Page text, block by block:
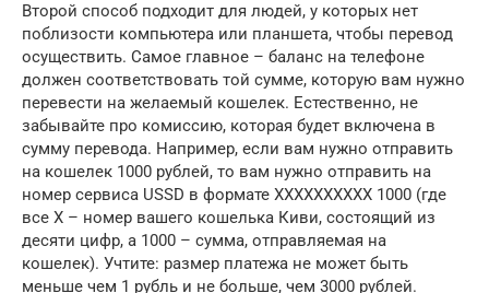
Второй способ подходит для людей, у которых нет
поблизости компьютера или планшета, чтобы перевод
осуществить. Самое главное – баланс на телефоне
должен соответствовать той сумме, которую вам нужно
перевести на желаемый кошелек. Естественно, не
забывайте про комиссию, которая будет включена в
сумму перевода. Например, если вам нужно отправить
на кошелек 1000 рублей, то вам нужно отправить на
номер сервиса USSD в формате XXXXXXXXXX 1000 (где
все X – номер вашего кошелька Киви, состоящий из
десяти цифр, а 1000 – сумма, отправляемая на
кошелек). Учтите: размер платежа не может быть
меньше чем 1 рубль и не больше, чем 3000 рублей.